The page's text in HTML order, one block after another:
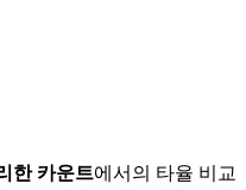
한 카운트에서의 타율 비교